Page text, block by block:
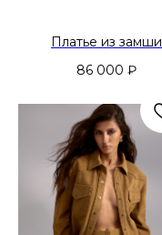
Платье из замши
86 000 ₽